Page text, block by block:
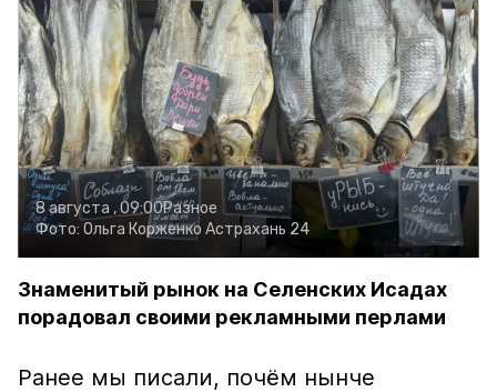
8 августа , 09:00Разное
Фото: Ольга Корженко Астрахань 24
Знаменитый рынок на Селенских Исадах
порадовал своими рекламными перлами
Ранее мы писали, почём нынче